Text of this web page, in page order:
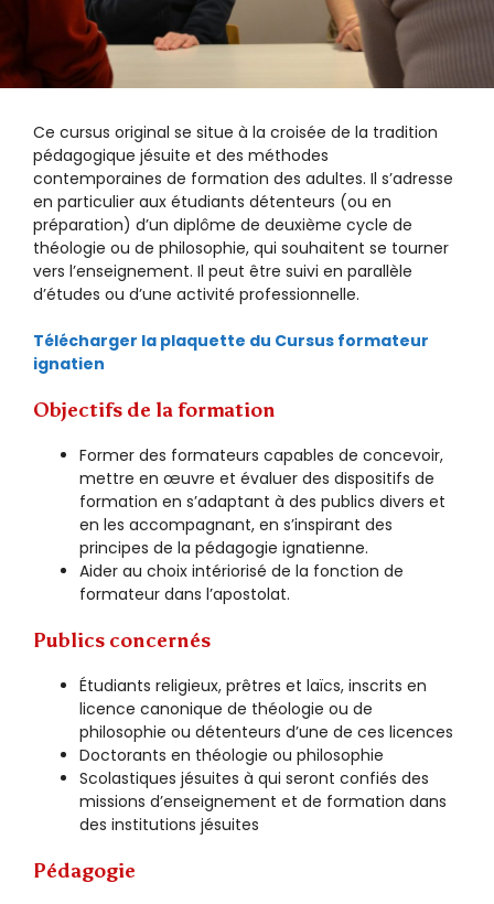
Ce cursus original se situe à la croisée de la tradition
pédagogique jésuite et des méthodes
contemporaines de formation des adultes. Il s’adresse
en particulier aux étudiants détenteurs (ou en
préparation) d’un diplôme de deuxième cycle de
théologie ou de philosophie, qui souhaitent se tourner
vers l’enseignement. Il peut être suivi en parallèle
d’études ou d’une activité professionnelle.
Télécharger la plaquette du Cursus formateur
ignatien
Objectifs de la formation
Former des formateurs capables de concevoir,
mettre en œuvre et évaluer des dispositifs de
formation en s’adaptant à des publics divers et
en les accompagnant, en s’inspirant des
principes de la pédagogie ignatienne.
Aider au choix intériorisé de la fonction de
formateur dans l’apostolat.
Publics concernés
Étudiants religieux, prêtres et laïcs, inscrits en
licence canonique de théologie ou de
philosophie ou détenteurs d’une de ces licences
Doctorants en théologie ou philosophie
Scolastiques jésuites à qui seront confiés des
missions d’enseignement et de formation dans
des institutions jésuites
Pédagogie